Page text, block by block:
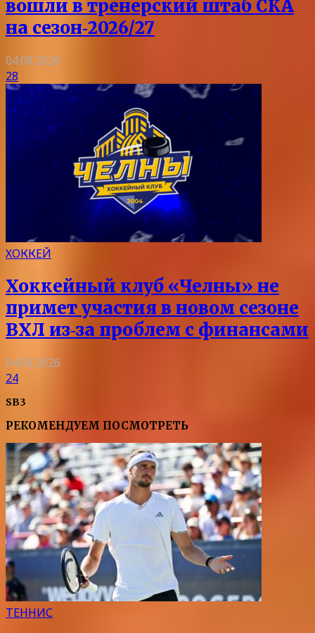
вошли в тренерский штаб СКА
на сезон‑2026/27
04.08.2026
28
ХОККЕЙ
Хоккейный клуб «Челны» не
примет участия в новом сезоне
ВХЛ из‑за проблем с финансами
04.08.2026
24
SB3
РЕКОМЕНДУЕМ ПОСМОТРЕТЬ
ТЕННИС